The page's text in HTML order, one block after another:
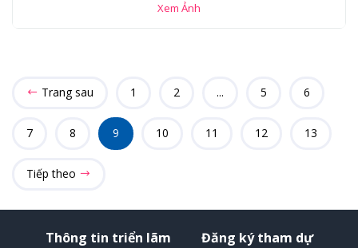
Xem Ảnh
Trang sau 1 2 ... 5 6
7 8 9 10 11 12 13
Tiếp theo
Thông tin triển lãm
Đăng ký tham dự